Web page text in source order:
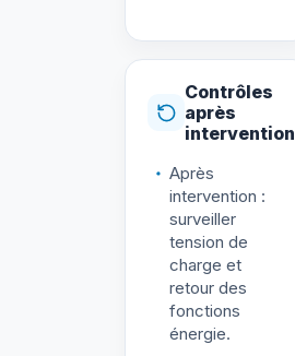
Contrôles
après
intervention
Après
intervention :
surveiller
tension de
charge et
retour des
fonctions
énergie.